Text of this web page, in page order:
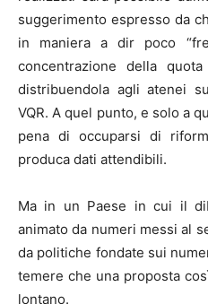
suggerimento espresso da
in maniera a dir poco
concentrazione della
distribuendola agli atenei
VQR. A quel punto, e solo a
pena di occuparsi di
produca dati attendibili.
Ma in un Paese in cui il
animato da numeri messi al
da politiche fondate sui
temere che una proposta
lontano.